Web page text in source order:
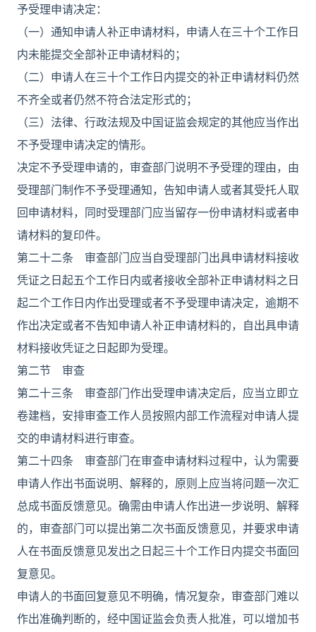
予受理申请决定：
（一）通知申请人补正申请材料，申请人在三十个工作日
内未能提交全部补正申请材料的；
（二）申请人在三十个工作日内提交的补正申请材料仍然
不齐全或者仍然不符合法定形式的；
（三）法律、行政法规及中国证监会规定的其他应当作出
不予受理申请决定的情形。
决定不予受理申请的，审查部门说明不予受理的理由，由
受理部门制作不予受理通知，告知申请人或者其受托人取
回申请材料，同时受理部门应当留存一份申请材料或者申
请材料的复印件。
第二十二条 审查部门应当自受理部门出具申请材料接收
凭证之日起五个工作日内或者接收全部补正申请材料之日
起二个工作日内作出受理或者不予受理申请决定，逾期不
作出决定或者不告知申请人补正申请材料的，自出具申请
材料接收凭证之日起即为受理。
第二节 审查
第二十三条 审查部门作出受理申请决定后，应当立即立
卷建档，安排审查工作人员按照内部工作流程对申请人提
交的申请材料进行审查。
第二十四条 审查部门在审查申请材料过程中，认为需要
申请人作出书面说明、解释的，原则上应当将问题一次汇
总成书面反馈意见。确需由申请人作出进一步说明、解释
的，审查部门可以提出第二次书面反馈意见，并要求申请
人在书面反馈意见发出之日起三十个工作日内提交书面回
复意见。
申请人的书面回复意见不明确，情况复杂，审查部门难以
作出准确判断的，经中国证监会负责人批准，可以增加书